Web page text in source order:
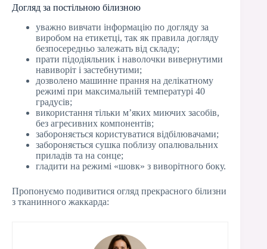
Догляд за постільною білизною
уважно вивчати інформацію по догляду за
виробом на етикетці, так як правила догляду
безпосередньо залежать від складу;
прати підодіяльник і наволочки вивернутими
навиворіт і застебнутими;
дозволено машинне прання на делікатному
режимі при максимальній температурі 40
градусів;
використання тільки м’яких миючих засобів,
без агресивних компонентів;
забороняється користуватися відбілювачами;
забороняється сушка поблизу опалювальних
приладів та на сонце;
гладити на режимі «шовк» з виворітного боку.
Пропонуємо подивитися огляд прекрасного білизни
з тканинного жаккарда: